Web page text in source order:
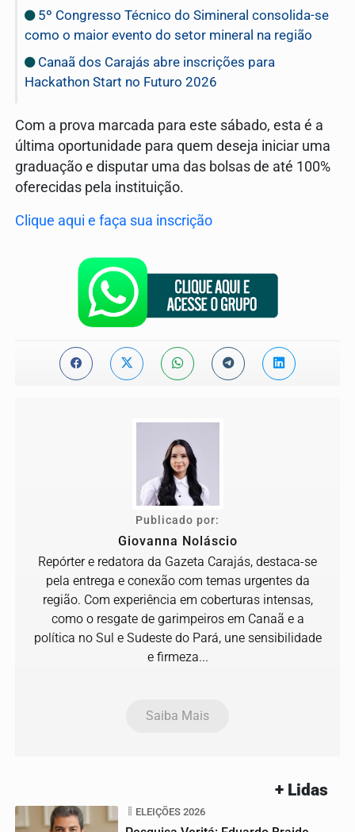
5º Congresso Técnico do Simineral consolida-se
como o maior evento do setor mineral na região
Canaã dos Carajás abre inscrições para
Hackathon Start no Futuro 2026
Com a prova marcada para este sábado, esta é a
última oportunidade para quem deseja iniciar uma
graduação e disputar uma das bolsas de até 100%
oferecidas pela instituição.
Clique aqui e faça sua inscrição
Publicado por:
Giovanna Noláscio
Repórter e redatora da Gazeta Carajás, destaca-se
pela entrega e conexão com temas urgentes da
região. Com experiência em coberturas intensas,
como o resgate de garimpeiros em Canaã e a
política no Sul e Sudeste do Pará, une sensibilidade
e firmeza...
Saiba Mais
+ Lidas
ELEIÇÕES 2026